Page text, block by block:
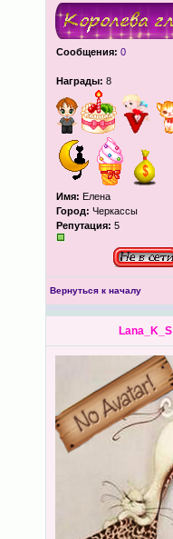
Сообщения: 0
Награды: 8
Имя: Елена
Город: Черкассы
Репутация: 5
Вернуться к началу
Lana_K_S